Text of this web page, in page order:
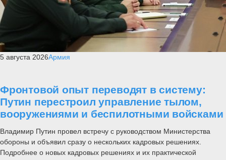
5 августа 2026Армия
Фронтовой опыт переводят в систему:
Путин перестроил управление тылом,
вооружениями и беспилотными войсками
Владимир Путин провел встречу с руководством Министерства
обороны и объявил сразу о нескольких кадровых решениях.
Подробнее о новых кадровых решениях и их практической